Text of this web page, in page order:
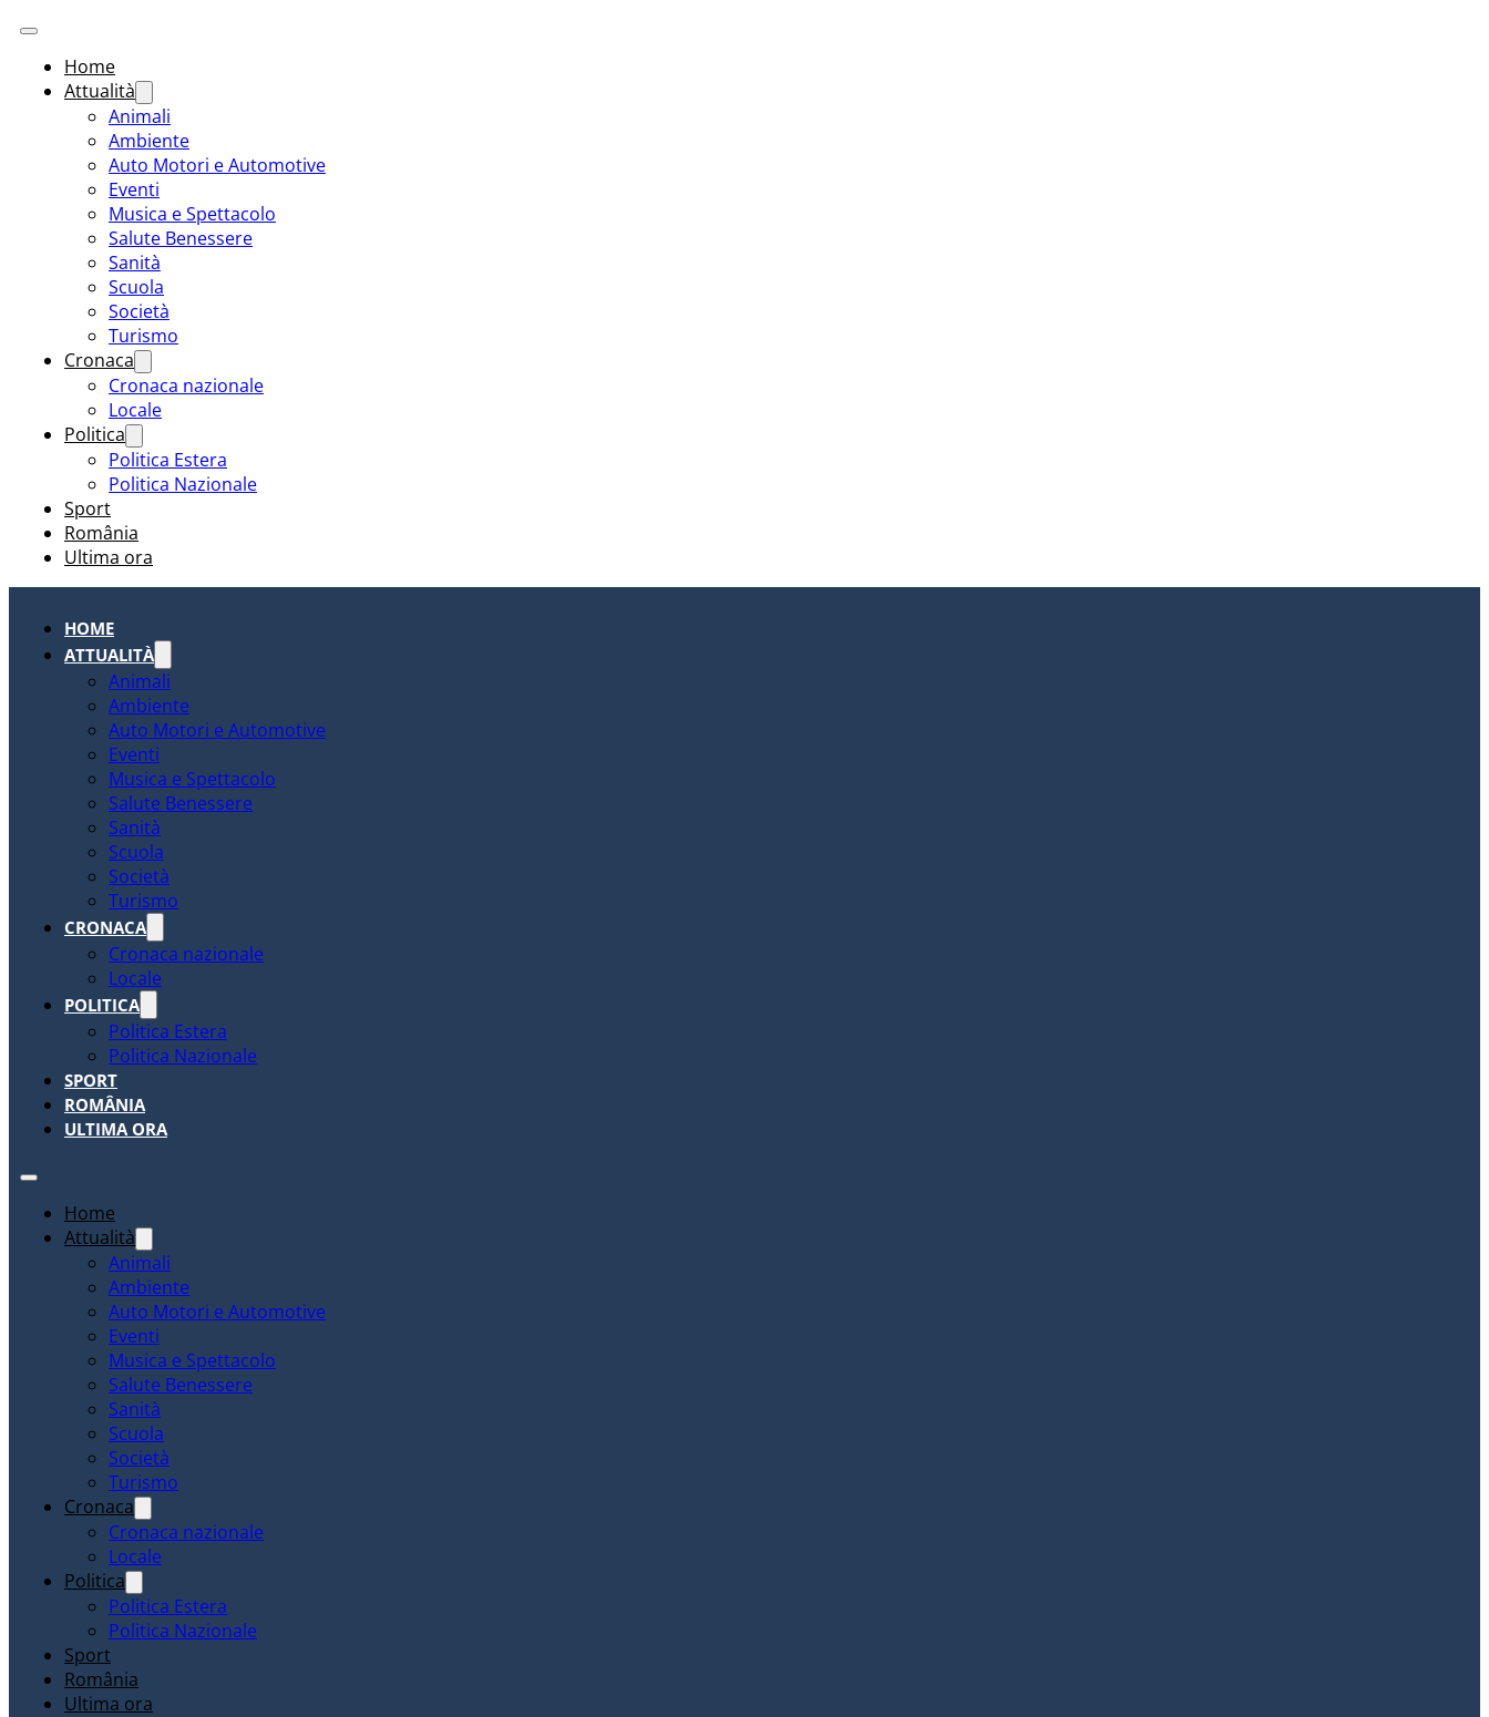
Home
Attualità
Animali
Ambiente
Auto Motori e Automotive
Eventi
Musica e Spettacolo
Salute Benessere
Sanità
Scuola
Società
Turismo
Cronaca
Cronaca nazionale
Locale
Politica
Politica Estera
Politica Nazionale
Sport
România
Ultima ora
HOME
ATTUALITÀ
Animali
Ambiente
Auto Motori e Automotive
Eventi
Musica e Spettacolo
Salute Benessere
Sanità
Scuola
Società
Turismo
CRONACA
Cronaca nazionale
Locale
POLITICA
Politica Estera
Politica Nazionale
SPORT
ROMÂNIA
ULTIMA ORA
Home
Attualità
Animali
Ambiente
Auto Motori e Automotive
Eventi
Musica e Spettacolo
Salute Benessere
Sanità
Scuola
Società
Turismo
Cronaca
Cronaca nazionale
Locale
Politica
Politica Estera
Politica Nazionale
Sport
România
Ultima ora